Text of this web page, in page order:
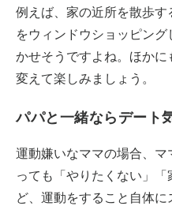
例えば、家の近所を散歩
をウィンドウショッピン
かせそうですよね。ほか
変えて楽しみましょう。
パパと一緒ならデート
運動嫌いなママの場合、
っても「やりたくない」
ど、運動をすること自体